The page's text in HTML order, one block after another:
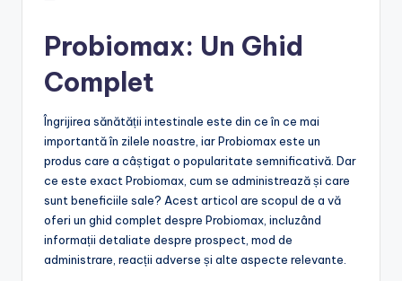
Probiomax: Un Ghid
Complet
Îngrijirea sănătății intestinale este din ce în ce mai
importantă în zilele noastre, iar Probiomax este un
produs care a câștigat o popularitate semnificativă. Dar
ce este exact Probiomax, cum se administrează și care
sunt beneficiile sale? Acest articol are scopul de a vă
oferi un ghid complet despre Probiomax, incluzând
informații detaliate despre prospect, mod de
administrare, reacții adverse și alte aspecte relevante.